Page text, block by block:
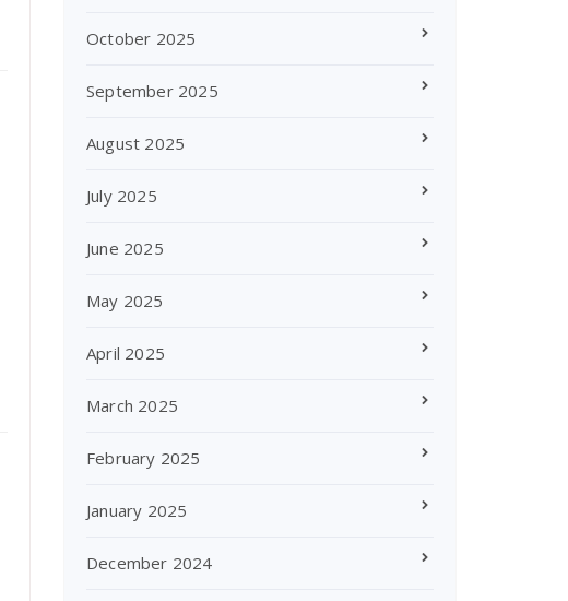
October 2025
September 2025
August 2025
July 2025
June 2025
May 2025
April 2025
March 2025
February 2025
January 2025
December 2024